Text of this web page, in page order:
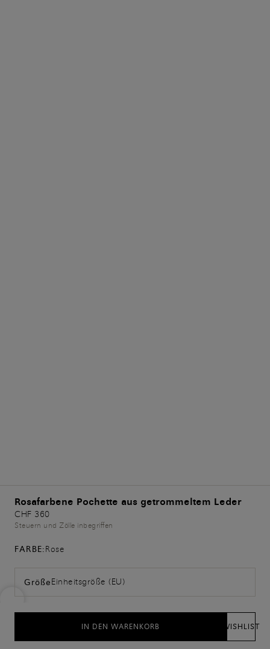
Rosafarbene Pochette aus getrommeltem Leder
CHF 360
Steuern und Zölle inbegriffen
FARBE:Rose
GrößeEinheitsgröße (EU)
IN DEN WARENKORB WISHLIST